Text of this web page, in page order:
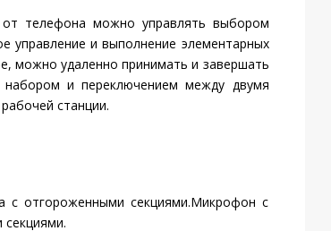
телефона можно управлять выбором
и выполнение элементарных
можно удаленно принимать и завершать
и переключением между двумя
станции.
с отгороженными секциями.Микрофон с